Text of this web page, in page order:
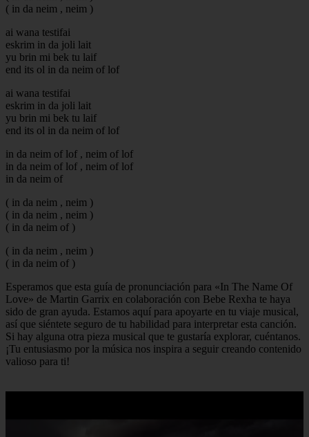
( in da neim , neim )
ai wana testifai
eskrim in da joli lait
yu brin mi bek tu laif
end its ol in da neim of lof
ai wana testifai
eskrim in da joli lait
yu brin mi bek tu laif
end its ol in da neim of lof
in da neim of lof , neim of lof
in da neim of lof , neim of lof
in da neim of
( in da neim , neim )
( in da neim , neim )
( in da neim of )
( in da neim , neim )
( in da neim of )
Esperamos que esta guía de pronunciación para «In The Name Of
Love» de Martin Garrix en colaboración con Bebe Rexha te haya
sido de gran ayuda. Estamos aquí para apoyarte en tu viaje musical,
así que siéntete seguro de tu habilidad para interpretar esta canción.
Si hay alguna otra pieza musical que te gustaría explorar, cuéntanos.
¡Tu entusiasmo por la música nos inspira a seguir creando contenido
valioso para ti!